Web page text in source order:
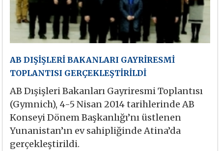
AB DIŞİŞLERİ BAKANLARI GAYRİRESMİ
TOPLANTISI GERÇEKLEŞTİRİLDİ
AB Dışişleri Bakanları Gayriresmi Toplantısı
(Gymnich), 4-5 Nisan 2014 tarihlerinde AB
Konseyi Dönem Başkanlığı’nı üstlenen
Yunanistan’ın ev sahipliğinde Atina’da
gerçekleştirildi.